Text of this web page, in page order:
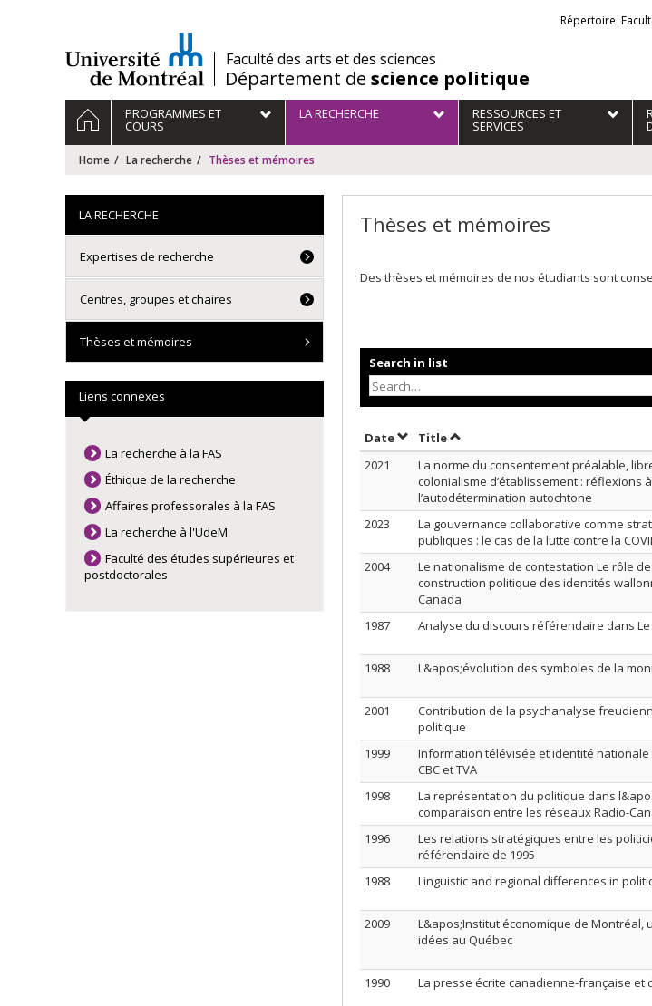
/Faculté des arts et des sciences
Département de science politique
Liens
externes
Répertoire
Navigation
principale
HOMEPROGRAMMES ET
COURS
LA RECHERCHE RESSOURCES ET
SERVICES
Home La recherche Thèses et mémoires
Thèses et mémoires
Des thèses et mémoires de nos étudiants sont
Search in list
DateSort by date in descending order
TitleSort by title in descending order
2021
La norme du consentement préalable,
colonialisme d’établissement : réflexions
l’autodétermination autochtone
2023
La gouvernance collaborative comme
publiques : le cas de la lutte contre la
2004
Le nationalisme de contestation Le rôle
construction politique des identités
Canada
1987 Analyse du discours référendaire dans Le
1988 L&apos;évolution des symboles de la
2001
Contribution de la psychanalyse
politique
1999
Information télévisée et identité nationale
CBC et TVA
1998
La représentation du politique dans
comparaison entre les réseaux Radio-
1996
Les relations stratégiques entre les
référendaire de 1995
1988 Linguistic and regional differences in
2009
L&apos;Institut économique de Montréal,
idées au Québec
1990 La presse écrite canadienne-française et
LA RECHERCHE
Expertises de recherche
Centres, groupes et chaires
Thèses et mémoires
Liens connexes
La recherche à la FAS
Éthique de la recherche
Affaires professorales à la FAS
La recherche à l'UdeM
Faculté des études supérieures et
postdoctorales